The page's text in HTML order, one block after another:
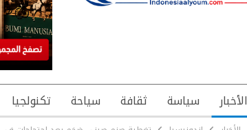
الأخبار سياسة ثقافة سياحة تكنولجيا